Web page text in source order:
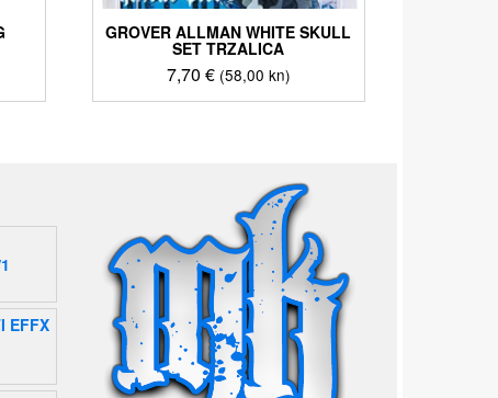
GROVER ALLMAN WHITE SKULL
SET TRZALICA
7,70 € (58,00 kn)
EFFX